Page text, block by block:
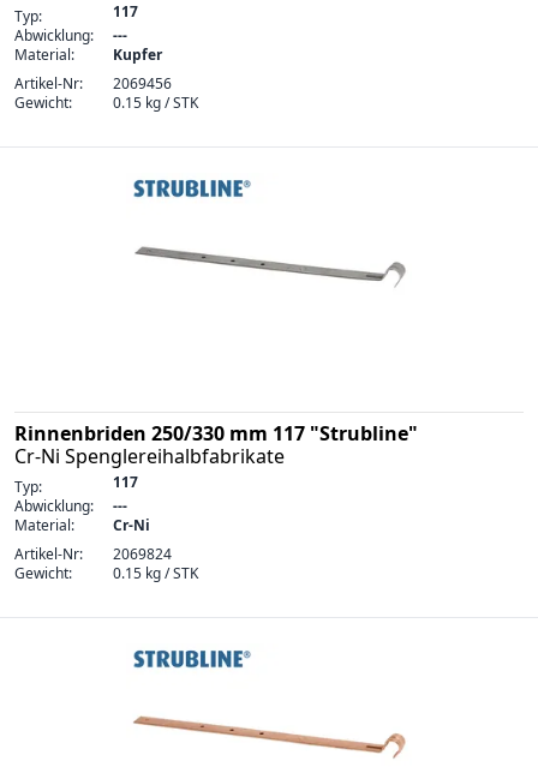
Typ:
117
Abwicklung:
---
Material:
Kupfer
Artikel-Nr:
2069456
Gewicht:
0.15 kg / STK
Rinnenbriden 250/330 mm 117 "Strubline"
Cr-Ni Spenglereihalbfabrikate
Typ:
117
Abwicklung:
---
Material:
Cr-Ni
Artikel-Nr:
2069824
Gewicht:
0.15 kg / STK